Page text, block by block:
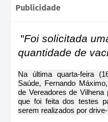
Publicidade
"Foi solicitada
quantidade de
Na última quarta-feira
Saúde, Fernando
de Vereadores de
que foi feita dos testes
serem realizados por